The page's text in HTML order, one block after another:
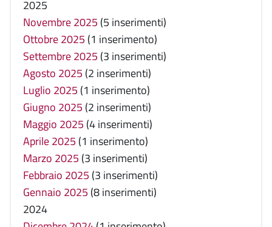
2025
Novembre 2025 (5 inserimenti)
Ottobre 2025 (1 inserimento)
Settembre 2025 (3 inserimenti)
Agosto 2025 (2 inserimenti)
Luglio 2025 (1 inserimento)
Giugno 2025 (2 inserimenti)
Maggio 2025 (4 inserimenti)
Aprile 2025 (1 inserimento)
Marzo 2025 (3 inserimenti)
Febbraio 2025 (3 inserimenti)
Gennaio 2025 (8 inserimenti)
2024